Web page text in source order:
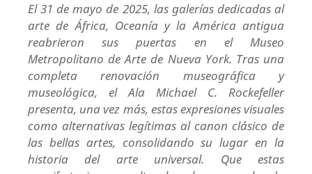
El 31 de mayo de 2025, las galerías dedicadas al
arte de África, Oceanía y la América antigua
reabrieron sus puertas en el Museo
Metropolitano de Arte de Nueva York. Tras una
completa renovación museográfica y
museológica, el Ala Michael C. Rockefeller
presenta, una vez más, estas expresiones visuales
como alternativas legítimas al canon clásico de
las bellas artes, consolidando su lugar en la
historia del arte universal. Que estas